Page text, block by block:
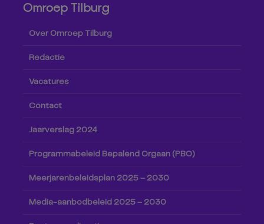
Omroep Tilburg
Over Omroep Tilburg
Redactie
Vacatures
Contact
Jaarverslag 2024
Programmabeleid Bepalend Orgaan (PBO)
Meerjarenbeleidsplan 2025 – 2030
Media-aanbodbeleid 2025 – 2030